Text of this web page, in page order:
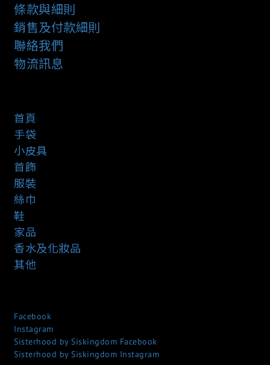
條款與細則
銷售及付款細則
聯絡我們
物流訊息
首頁
手袋
小皮具
首飾
服裝
絲巾
鞋
家品
香水及化妝品
其他
Facebook
Instagram
Sisterhood by Siskingdom Facebook
Sisterhood by Siskingdom Instagram